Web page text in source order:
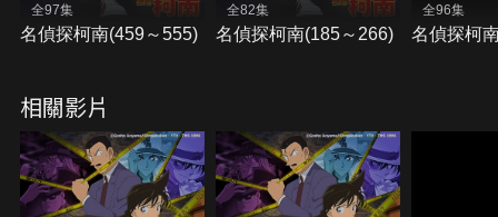
全97集
名偵探柯南(459～555)
全82集
名偵探柯南(185～266)
全96集
名偵探柯
相關影片